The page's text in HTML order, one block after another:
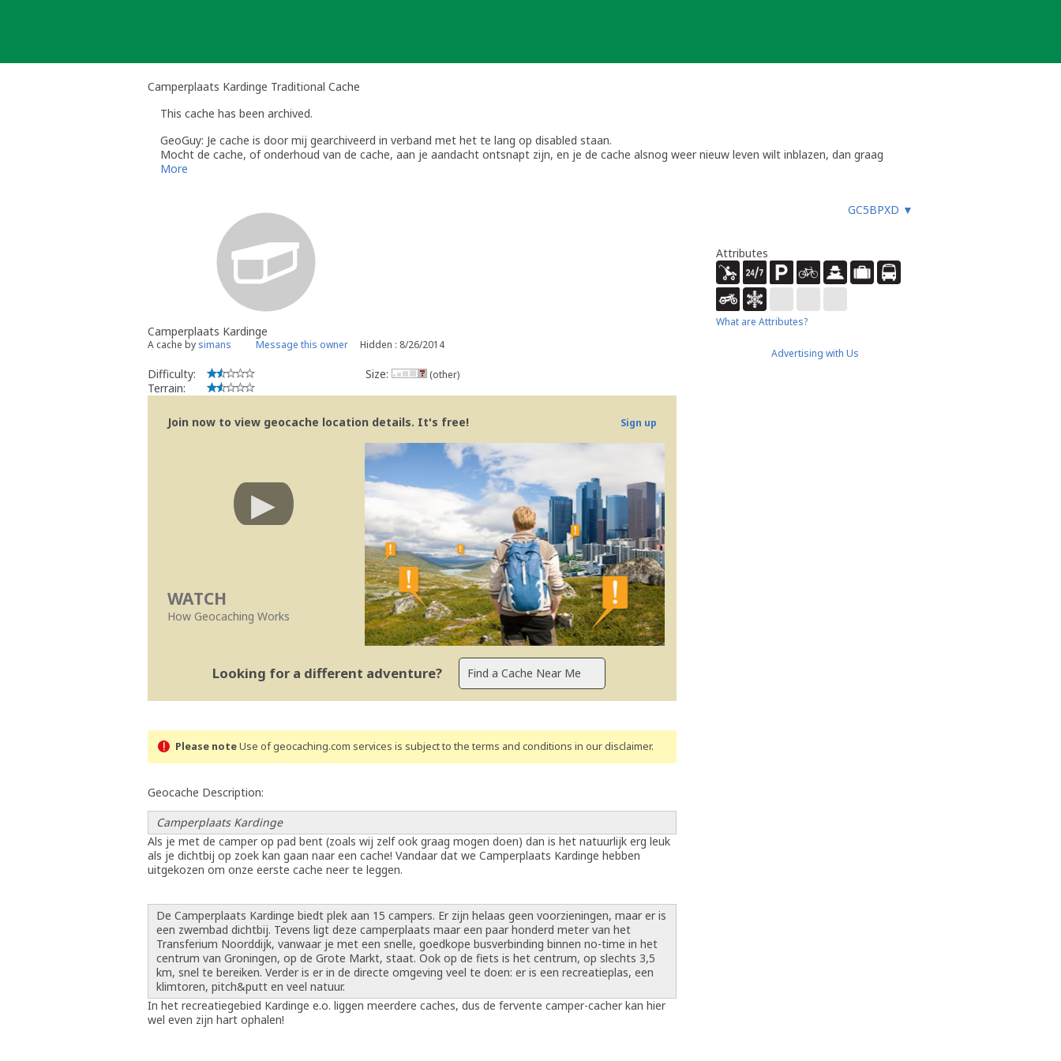
Camperplaats Kardinge Traditional Cache
This cache has been archived.
GeoGuy: Je cache is door mij gearchiveerd in verband met het te lang op disabled staan.
Mocht de cache, of onderhoud van de cache, aan je aandacht ontsnapt zijn, en je de cache alsnog weer nieuw leven wilt inblazen, dan graag
even een berichtje via email.
More
GC5BPXD ▼
Camperplaats Kardinge
A cache by simans Message this owner Hidden : 8/26/2014
Difficulty:
Terrain:
Size: (other)
Join now to view geocache location details. It's free! Sign up
WATCH
How Geocaching Works
Looking for a different adventure?
Please noteUse of geocaching.com services is subject to the terms and conditions in our disclaimer.
Geocache Description:
Camperplaats Kardinge
Als je met de camper op pad bent (zoals wij zelf ook graag mogen doen) dan is het natuurlijk erg leuk
als je dichtbij op zoek kan gaan naar een cache! Vandaar dat we Camperplaats Kardinge hebben
uitgekozen om onze eerste cache neer te leggen.
De Camperplaats Kardinge biedt plek aan 15 campers. Er zijn helaas geen voorzieningen, maar er is
een zwembad dichtbij. Tevens ligt deze camperplaats maar een paar honderd meter van het
Transferium Noorddijk, vanwaar je met een snelle, goedkope busverbinding binnen no-time in het
centrum van Groningen, op de Grote Markt, staat. Ook op de fiets is het centrum, op slechts 3,5
km, snel te bereiken. Verder is er in de directe omgeving veel te doen: er is een recreatieplas, een
klimtoren, pitch&putt en veel natuur.
In het recreatiegebied Kardinge e.o. liggen meerdere caches, dus de fervente camper-cacher kan hier
wel even zijn hart ophalen!
Attributes
What are Attributes?
Advertising with Us